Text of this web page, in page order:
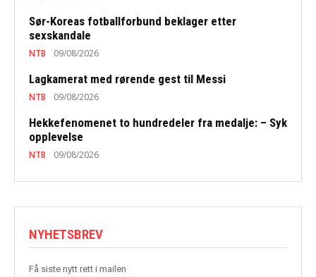
Sør-Koreas fotballforbund beklager etter
sexskandale
NTB 09/08/2026
Lagkamerat med rørende gest til Messi
NTB 09/08/2026
Hekkefenomenet to hundredeler fra medalje: – Syk
opplevelse
NTB 09/08/2026
NYHETSBREV
Få siste nytt rett i mailen